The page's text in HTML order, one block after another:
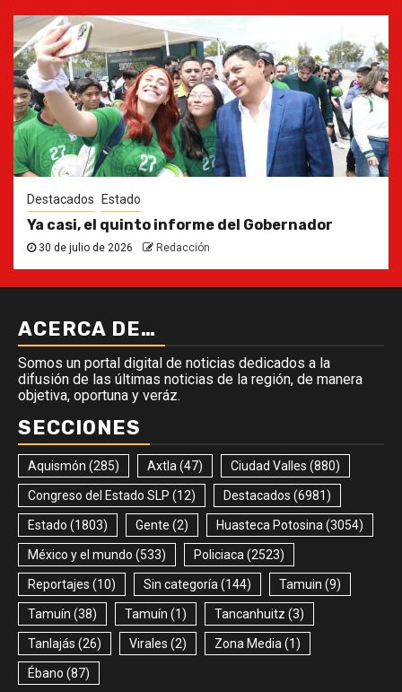
Destacados Estado
Ya casi, el quinto informe del Gobernador
30 de julio de 2026 Redacción
ACERCA DE…
Somos un portal digital de noticias dedicados a la
difusión de las últimas noticias de la región, de manera
objetiva, oportuna y veráz.
SECCIONES
Aquismón (285) Axtla (47) Ciudad Valles (880)
Congreso del Estado SLP (12) Destacados (6981)
Estado (1803) Gente (2) Huasteca Potosina (3054)
México y el mundo (533) Policiaca (2523)
Reportajes (10) Sin categoría (144) Tamuin (9)
Tamuín (38) Tamuín (1) Tancanhuitz (3)
Tanlajás (26) Virales (2) Zona Media (1)
Ébano (87)